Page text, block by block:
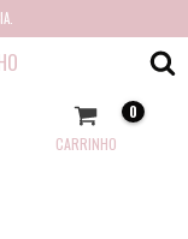
CARRINHO
0